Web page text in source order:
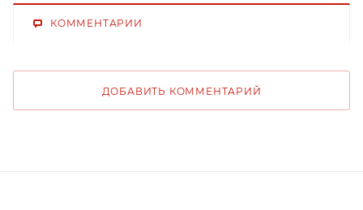
КОММЕНТАРИИ
ДОБАВИТЬ КОММЕНТАРИЙ